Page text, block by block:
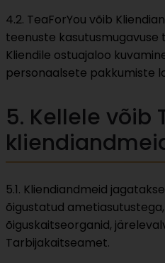
4.2. TeaForYou võib
teenuste kasutusmugavuse
Kliendile ostuajaloo
personaalsete pakkumiste
5. Kellele võib
5.1. Kliendiandmeid
õigustatud
õiguskaitseorganid,
Tarbijakaitseamet.